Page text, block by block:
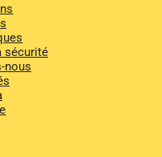
sécurité
nous